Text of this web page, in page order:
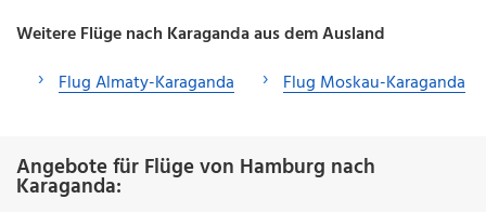
Weitere Flüge nach Karaganda aus dem Ausland
Flug Almaty-Karaganda
Flug Moskau-Karaganda
Angebote für Flüge von Hamburg nach
Karaganda: